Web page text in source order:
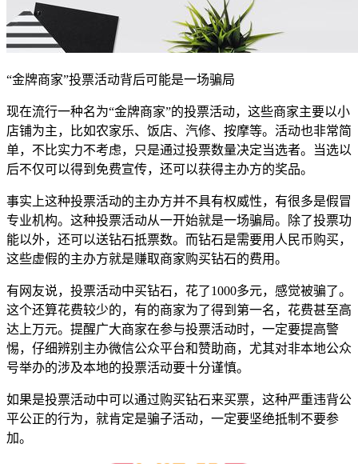
“金牌商家”投票活动背后可能是一场骗局
现在流行一种名为“金牌商家”的投票活动，这些商家主要以小
店铺为主，比如农家乐、饭店、汽修、按摩等。活动也非常简
单，不比实力不考虑，只是通过投票数量决定当选者。当选以
后不仅可以得到免费宣传，还可以获得主办方的奖品。
事实上这种投票活动的主办方并不具有权威性，有很多是假冒
专业机构。这种投票活动从一开始就是一场骗局。除了投票功
能以外，还可以送钻石抵票数。而钻石是需要用人民币购买，
这些虚假的主办方就是赚取商家购买钻石的费用。
有网友说，投票活动中买钻石，花了1000多元，感觉被骗了。
这个还算花费较少的，有的商家为了得到第一名，花费甚至高
达上万元。提醒广大商家在参与投票活动时，一定要提高警
惕，仔细辨别主办微信公众平台和赞助商，尤其对非本地公众
号举办的涉及本地的投票活动要十分谨慎。
如果是投票活动中可以通过购买钻石来买票，这种严重违背公
平公正的行为，就肯定是骗子活动，一定要坚绝抵制不要参
加。